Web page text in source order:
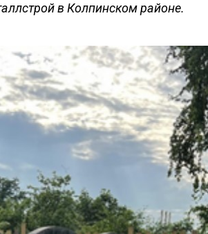
в Колпинском районе.